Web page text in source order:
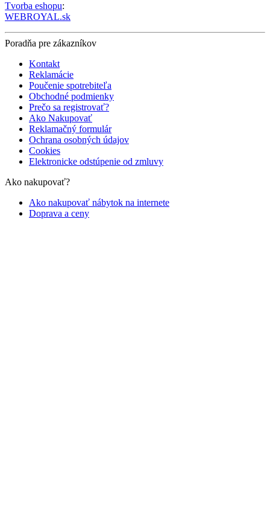
Tvorba eshopu:
WEBROYAL.sk
Poradňa pre zákazníkov
Kontakt
Reklamácie
Poučenie spotrebiteľa
Obchodné podmienky
Prečo sa registrovať?
Ako Nakupovať
Reklamačný formulár
Ochrana osobných údajov
Cookies
Elektronicke odstúpenie od zmluvy
Ako nakupovať?
Ako nakupovať nábytok na internete
Doprava a ceny